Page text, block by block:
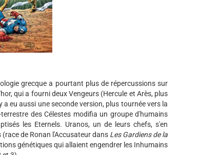
grecque a pourtant plus de répercussions sur
qui a fourni deux Vengeurs (Hercule et Arès, plus
eu aussi une seconde version, plus tournée vers la
des Célestes modifia un groupe d'humains
les Eternels. Uranos, un de leurs chefs, s'en
de Ronan l'Accusateur dans Les Gardiens de la
génétiques qui allaient engendrer les Inhumains